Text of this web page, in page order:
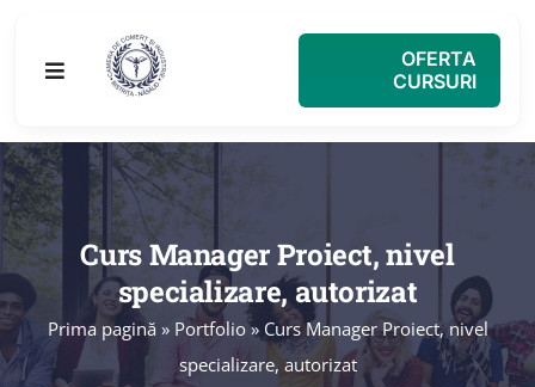
OFERTA
CURSURI
Toggle
ACASA
CURSURI
BLOG
Q&A
Curs Manager Proiect, nivel
specializare, autorizat
Prima pagină» Portfolio» Curs Manager Proiect, nivel
specializare, autorizat